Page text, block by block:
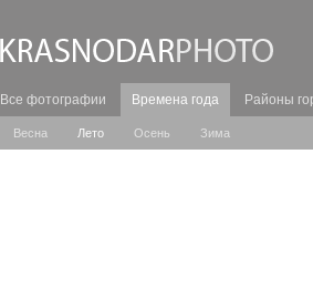
Все фотографии Времена года Районы
Весна Лето Осень Зима